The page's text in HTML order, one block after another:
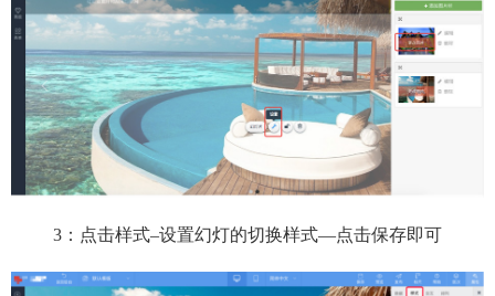
3：点击样式–设置幻灯的切换样式—点击保存即可